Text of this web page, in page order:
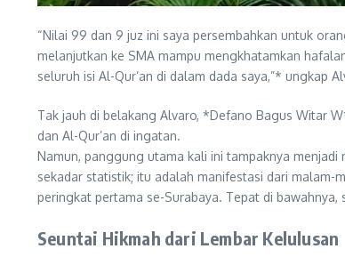
“Nilai 99 dan 9 juz ini saya persembahkan untuk
melanjutkan ke SMA mampu mengkhatamkan
seluruh isi Al-Qur’an di dalam dada saya,”* ungkap
Tak jauh di belakang Alvaro, *Defano Bagus Witar
dan Al-Qur’an di ingatan.
Namun, panggung utama kali ini tampaknya
sekadar statistik; itu adalah manifestasi dari malam-
peringkat pertama se-Surabaya. Tepat di
Seuntai Hikmah dari Lembar Kelulusan